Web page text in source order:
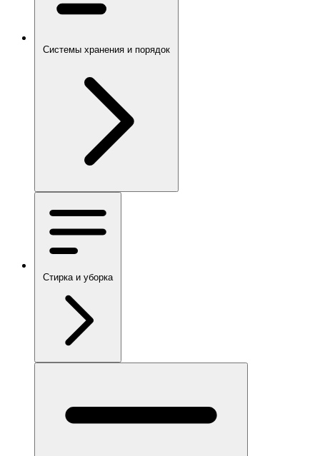
Системы хранения и порядок
Стирка и уборка